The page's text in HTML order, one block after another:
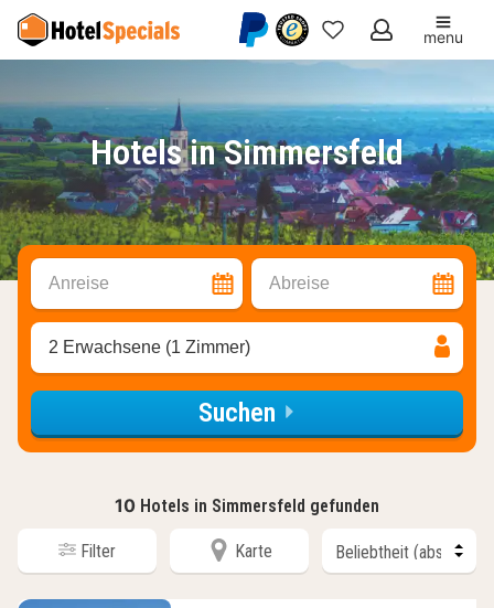
Meine
menu
Hotels in Simmersfeld
Anreise Abreise
2 Erwachsene (1 Zimmer)
Suchen
10 Hotels in Simmersfeld gefunden
Filter Karte